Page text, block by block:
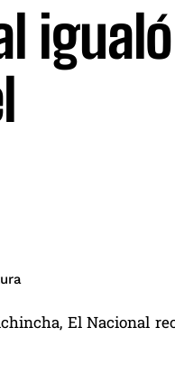
igualó
El Nacional